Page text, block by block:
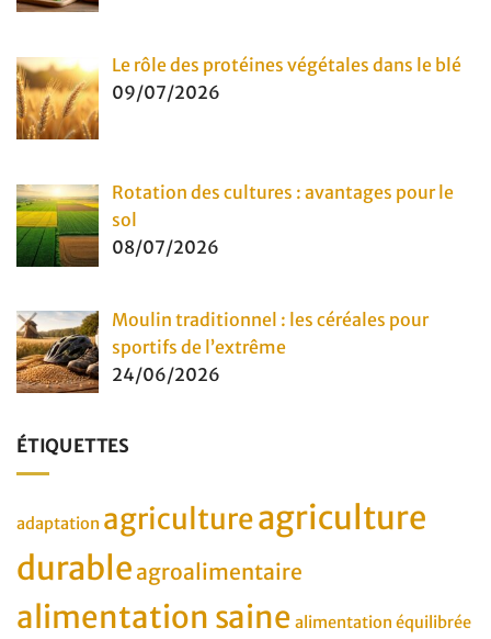
Le rôle des protéines végétales dans le blé
09/07/2026
Rotation des cultures : avantages pour le
sol
08/07/2026
Moulin traditionnel : les céréales pour
sportifs de l’extrême
24/06/2026
ÉTIQUETTES
adaptation agricultureagriculture
durable agroalimentaire
alimentation saine alimentation équilibrée